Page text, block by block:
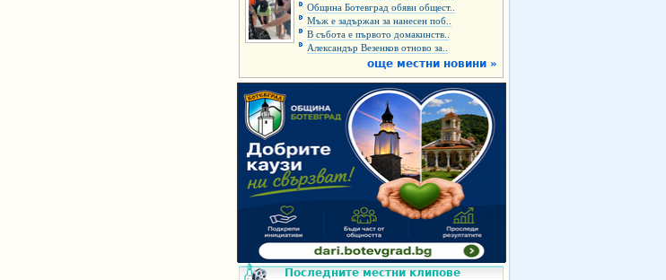
Община Ботевград обяви общест..
Мъж е задържан за нанесен поб..
В събота е първото домакинств..
Александър Везенков отново за..
още местни новини »
Последните местни клипове